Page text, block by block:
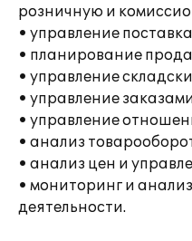
розничную и
• управление
• планирование
• управление
• управление
• управление
• анализ
• анализ цен и
• мониторинг и
деятельности.